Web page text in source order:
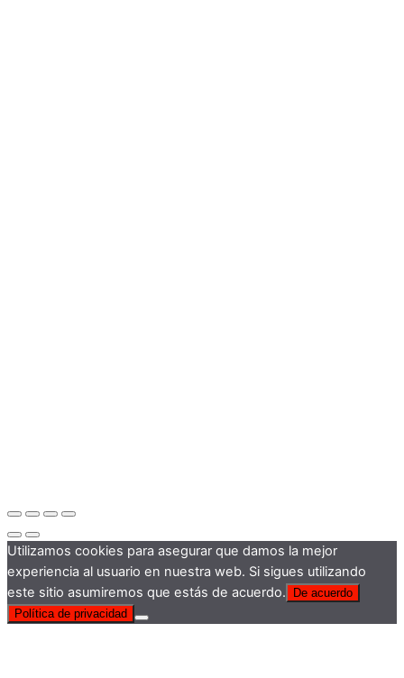
Utilizamos cookies para asegurar que damos la mejor
experiencia al usuario en nuestra web. Si sigues utilizando
este sitio asumiremos que estás de acuerdo.
De acuerdo
Política de privacidad